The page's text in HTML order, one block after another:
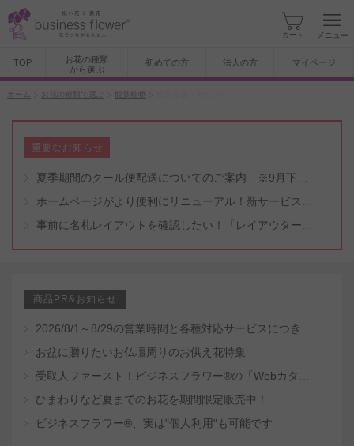
カート メニュー
TOP
お花の種類
から選ぶ
初めての方 法人の方 マイページ
ホーム お花の種類で選ぶ 観葉植物
重要なお知らせ
商品PR&お知らせ
お盆に贈りたいお仏壇周りのお供え花特集
ひまわりなど夏までのお花を期間限定販売中！
ビジネスフラワー®、実は"個人利用"も可能です